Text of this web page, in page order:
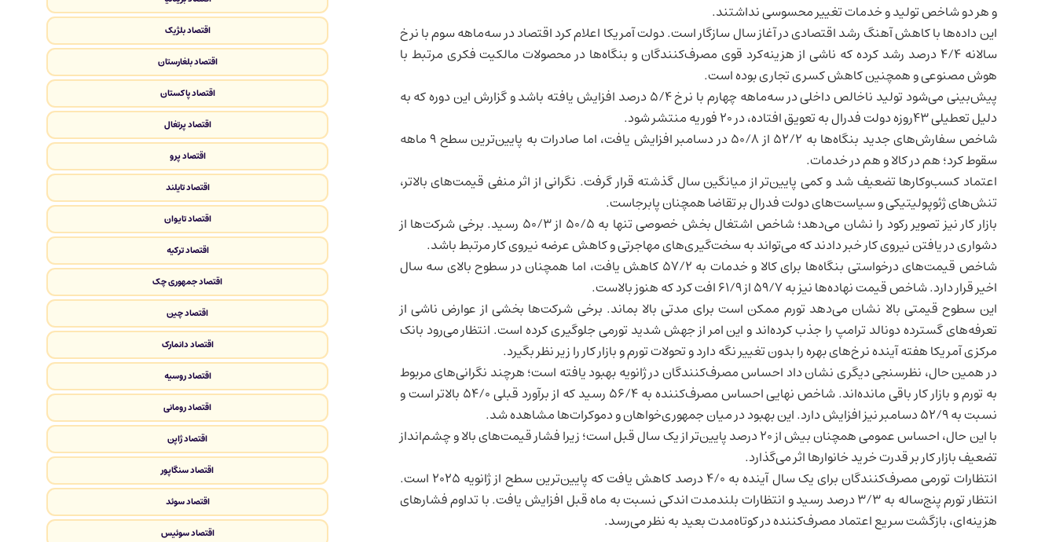
و هر دو شاخص تولید و خدمات تغییر محسوسی نداشتند.
این داده‌ها با کاهش آهنگ رشد اقتصادی در آغاز سال سازگار است. دولت آمریکا اعلام کرد اقتصاد در سه‌ماهه سوم با نرخ
سالانه ۴/۴ درصد رشد کرده که ناشی از هزینه‌کرد قوی مصرف‌کنندگان و بنگاه‌ها در محصولات مالکیت فکری مرتبط با
هوش مصنوعیو همچنین کاهش کسری تجاری بوده است.
پیش‌بینی می‌شود تولید ناخالص داخلی
در سه‌ماهه چهارم با نرخ ۵/۴ درصد افزایش یافته باشد و گزارش این دوره که به
دلیل تعطیلی ۴۳روزه دولت فدرال به تعویق افتاده، در ۲۰ فوریه منتشر شود.
شاخص سفارش‌های جدید بنگاه‌ها به ۵۲/۲ از ۵۰/۸ در دسامبر افزایش یافت، اما صادرات به پایین‌ترین سطح ۹ ماهه
سقوط کرد؛ هم در کالا و هم در خدمات.
اعتماد کسب‌وکارها تضعیف شد و کمی پایین‌تر از میانگین سال گذشته قرار گرفت. نگرانی از اثر منفی قیمت‌های بالاتر،
تنش‌های ژئوپولیتیکی و سیاست‌های دولت فدرال بر تقاضا همچنان پابرجاست.
بازار کار نیز تصویر رکود را نشان می‌دهد؛ شاخص اشتغال بخش خصوصی تنها به ۵۰/۵ از ۵۰/۳ رسید. برخی شرکت‌ها از
دشواری در یافتن نیروی کار خبر دادند که می‌تواند به سخت‌گیری‌های مهاجرتی و کاهش عرضه نیروی کار مرتبط باشد.
شاخص قیمت‌های درخواستی بنگاه‌ها برای کالا و خدمات به ۵۷/۲ کاهش یافت، اما همچنان در سطوح بالای سه سال
اخیر قرار دارد. شاخص قیمت نهاده‌ها نیز به ۵۹/۷ از ۶۱/۹ افت کرد که هنوز بالاست.
این سطوح قیمتی بالا نشان می‌دهد تورم ممکن است برای مدتی بالا بماند. برخی شرکت‌ها بخشی از عوارض ناشی از
تعرفه‌های گسترده دونالد ترامپ را جذب کرده‌اند و این امر از جهش شدید تورمی جلوگیری کرده است. انتظار می‌رود بانک
مرکزی آمریکا هفته آینده نرخ‌های بهره را بدون تغییر نگه دارد و تحولات تورم و بازار کار را زیر نظر بگیرد.
در همین حال، نظرسنجی دیگری نشان داد احساس مصرف‌کنندگان در ژانویه بهبود یافته است؛ هرچند نگرانی‌های مربوط
به تورم و بازار کار باقی مانده‌اند. شاخص نهایی احساس مصرف‌کننده به ۵۶/۴ رسید که از برآورد قبلی ۵۴/۰ بالاتر است و
نسبت به ۵۲/۹ دسامبر نیز افزایش دارد. این بهبود در میان جمهوری‌خواهان و دموکرات‌ها مشاهده شد.
با این حال، احساس عمومی همچنان بیش از ۲۰ درصد پایین‌تر از یک سال قبل است؛ زیرا فشار قیمت‌های بالا و چشم‌انداز
تضعیف بازار کار بر قدرت خرید خانوارها اثر می‌گذارد.
انتظارات تورمی مصرف‌کنندگان برای یک سال آینده به ۴/۰ درصد کاهش یافت که پایین‌ترین سطح از ژانویه ۲۰۲۵ است.
انتظار تورم پنج‌ساله به ۳/۳ درصد رسید و انتظارات بلندمدت اندکی نسبت به ماه قبل افزایش یافت. با تداوم فشارهای
هزینه‌ای، بازگشت سریع اعتماد مصرف‌کننده در کوتاه‌مدت بعید به نظر می‌رسد.
اقتصاد بلژیک
اقتصاد بلغارستان
اقتصاد پاکستان
اقتصاد پرتغال
اقتصاد پرو
اقتصاد تایلند
اقتصاد تایوان
اقتصاد ترکیه
اقتصاد جمهوری چک
اقتصاد چین
اقتصاد دانمارک
اقتصاد روسیه
اقتصاد رومانی
اقتصاد ژاپن
اقتصاد سنگاپور
اقتصاد سوئد
اقتصاد سوئیس